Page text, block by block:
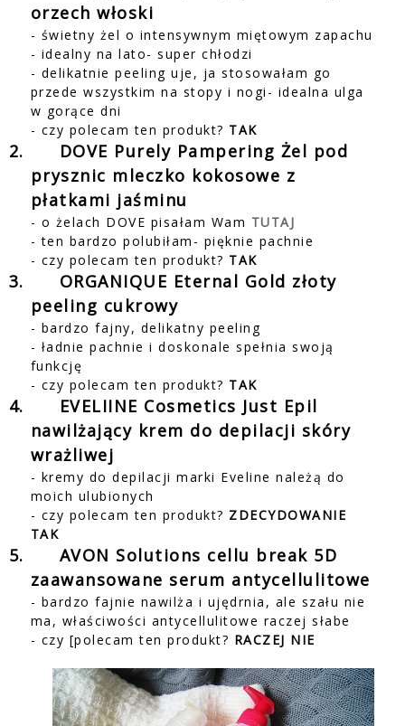
orzech włoski
- świetny żel o intensywnym miętowym zapachu
- idealny na lato- super chłodzi
- delikatnie peeling uje, ja stosowałam go
przede wszystkim na stopy i nogi- idealna ulga
w gorące dni
- czy polecam ten produkt? TAK
2.
DOVE Purely Pampering Żel pod
prysznic mleczko kokosowe z
płatkami jaśminu
- o żelach DOVE pisałam Wam TUTAJ
- ten bardzo polubiłam- pięknie pachnie
- czy polecam ten produkt? TAK
3.
ORGANIQUE Eternal Gold złoty
peeling cukrowy
- bardzo fajny, delikatny peeling
- ładnie pachnie i doskonale spełnia swoją
funkcję
- czy polecam ten produkt? TAK
4.
EVELIINE Cosmetics Just Epil
nawilżający krem do depilacji skóry
wrażliwej
- kremy do depilacji marki Eveline należą do
moich ulubionych
- czy polecam ten produkt? ZDECYDOWANIE
TAK
5.
AVON Solutions cellu break 5D
zaawansowane serum antycellulitowe
- bardzo fajnie nawilża i ujędrnia, ale szału nie
ma, właściwości antycellulitowe raczej słabe
- czy [polecam ten produkt? RACZEJ NIE